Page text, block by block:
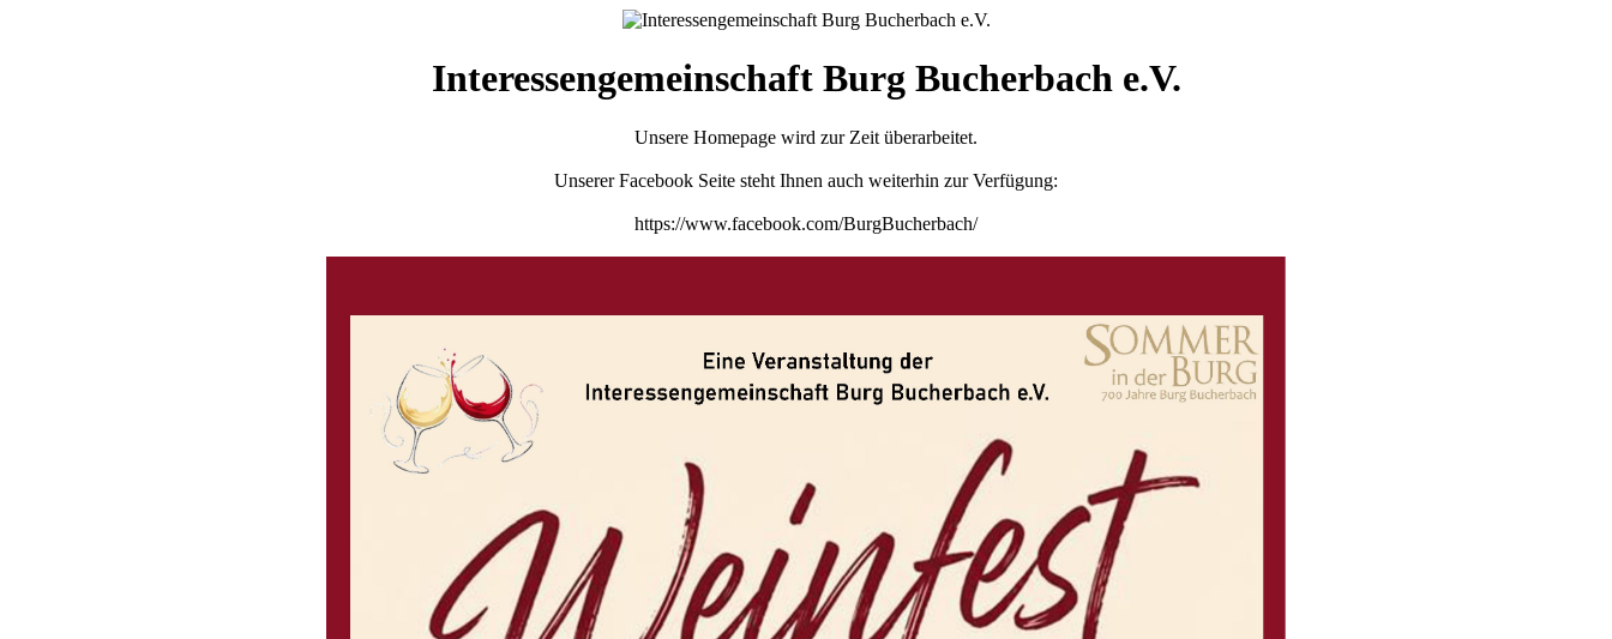
Interessengemeinschaft Burg Bucherbach e.V.
Unsere Homepage wird zur Zeit überarbeitet.
Unserer Facebook Seite steht Ihnen auch weiterhin zur Verfügung:
https://www.facebook.com/BurgBucherbach/